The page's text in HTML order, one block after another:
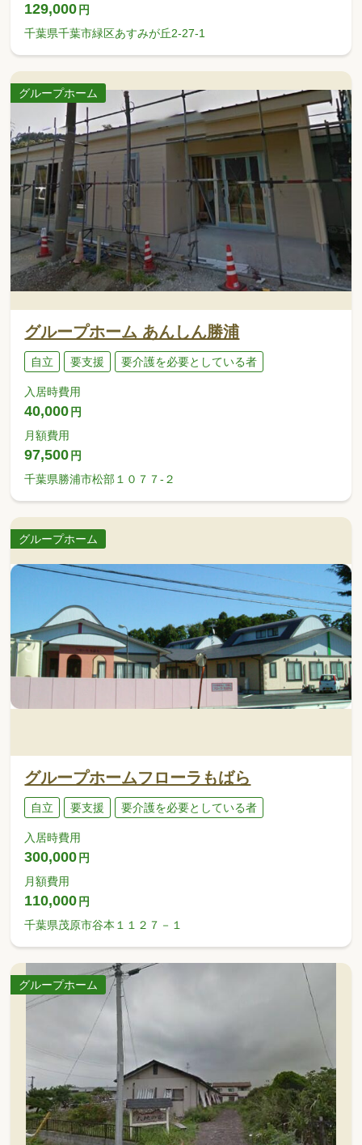
129,000 円
千葉県千葉市緑区あすみが丘2-27-1
グループホーム
グループホーム あんしん勝浦
自立 要支援 要介護を必要としている者
入居時費用
40,000 円
月額費用
97,500 円
千葉県勝浦市松部１０７７-２
グループホーム
グループホームフローラもばら
自立 要支援 要介護を必要としている者
入居時費用
300,000 円
月額費用
110,000 円
千葉県茂原市谷本１１２７－１
グループホーム